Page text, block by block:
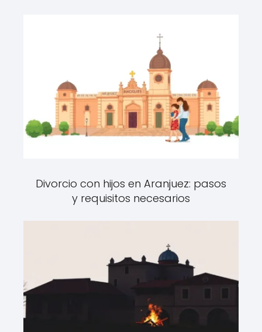
Divorcio con hijos en Aranjuez: pasos
y requisitos necesarios